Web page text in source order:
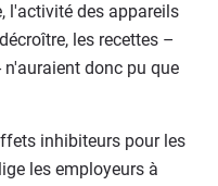
l'activité des appareils
les recettes –
donc pu que
inhibiteurs pour les
les employeurs à